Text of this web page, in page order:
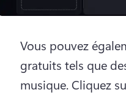
Vous pouvez
gratuits tels que
musique. Cliquez